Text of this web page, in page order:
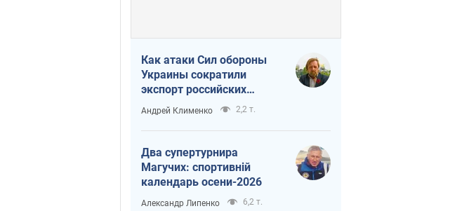
Как атаки Сил обороны
Украины сократили
экспорт российских
нефтепродуктов
Андрей Клименко 2,2 т.
Два супертурнира
Магучих: спортивній
календарь осени-2026
Александр Липенко 6,2 т.